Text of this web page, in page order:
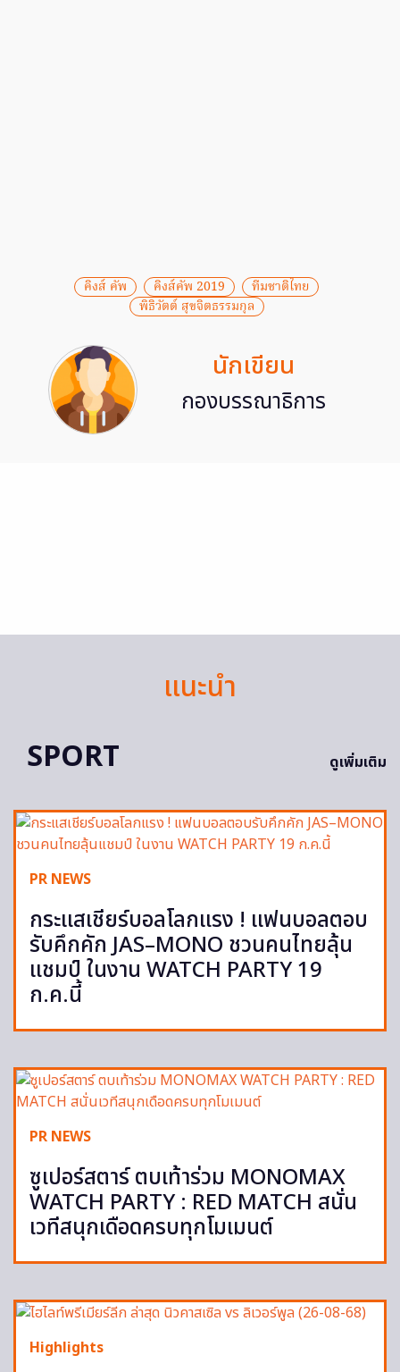
คิงส์ คัพ คิงส์คัพ 2019
ทีมชาติไทย
พิธิวัตต์ สุขจิตธรรมกุล
นักเขียน
กองบรรณาธิการ
แนะนำ
SPORT
ดูเพิ่มเติม
PR NEWS
กระแสเชียร์บอลโลกแรง ! แฟนบอลตอบ
รับคึกคัก JAS–MONO ชวนคนไทยลุ้น
แชมป์ ในงาน WATCH PARTY 19
ก.ค.นี้
PR NEWS
ซูเปอร์สตาร์ ตบเท้าร่วม MONOMAX
WATCH PARTY : RED MATCH สนั่น
เวทีสนุกเดือดครบทุกโมเมนต์
Highlights